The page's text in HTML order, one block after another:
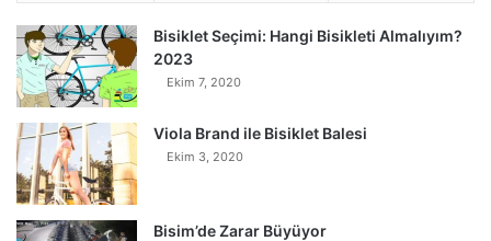
Bisiklet Seçimi: Hangi Bisikleti Almalıyım?
2023
Ekim 7, 2020
Viola Brand ile Bisiklet Balesi
Ekim 3, 2020
Bisim’de Zarar Büyüyor